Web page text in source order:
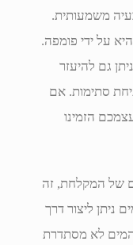
משמעותית.
על ידי פומפה.
גם להיעזר
סתימות. אם
הזמינו
של המקלחת, זה
ניתן ליצור דרך
לא מסתדרת